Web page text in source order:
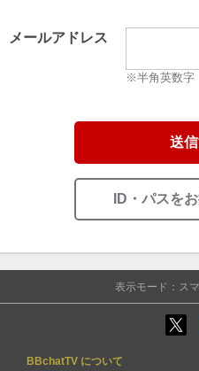
メールアドレス
※半角英数字
送
ID・パスを
表示モード：ス
BBchatTV について